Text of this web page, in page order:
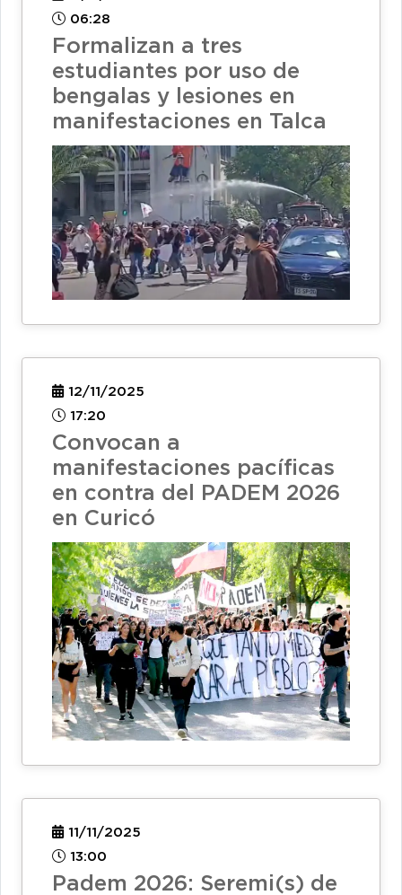
06:28
Formalizan a tres
estudiantes por uso de
bengalas y lesiones en
manifestaciones en Talca
12/11/2025
17:20
Convocan a
manifestaciones pacíficas
en contra del PADEM 2026
en Curicó
11/11/2025
13:00
Padem 2026: Seremi(s) de